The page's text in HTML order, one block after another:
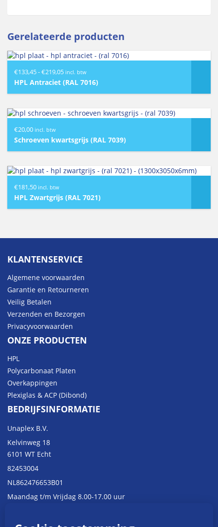
Gerelateerde producten
€133,45-€219,05Prijsklasse:
€133,45
tot
incl. btw
HPL Antraciet (RAL 7016)
€20,00 incl. btw
Schroeven kwartsgrijs (RAL 7039)
€181,50 incl. btw
HPL Zwartgrijs (RAL 7021)
KLANTENSERVICE
Algemene voorwaarden
Garantie en Retourneren
Veilig Betalen
Verzenden en Bezorgen
Privacyvoorwaarden
ONZE PRODUCTEN
HPL
Polycarbonaat Platen
Overkappingen
Plexiglas & ACP (Dibond)
BEDRIJFSINFORMATIE
Unaplex B.V.
Kelvinweg 18
6101 WT Echt
82453004
NL862476653B01
Maandag t/m Vrijdag 8.00-17.00 uur